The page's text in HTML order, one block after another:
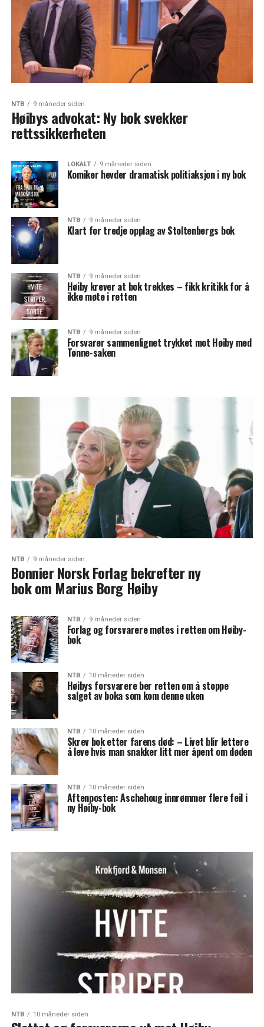
NTB 9 måneder siden
Høibys advokat: Ny bok svekker
rettssikkerheten
LOKALT 9 måneder siden
Komiker hevder dramatisk politiaksjon i ny bok
NTB 9 måneder siden
Klart for tredje opplag av Stoltenbergs bok
NTB 9 måneder siden
Høiby krever at bok trekkes – fikk kritikk for å
ikke møte i retten
NTB 9 måneder siden
Forsvarer sammenlignet trykket mot Høiby med
Tønne-saken
NTB 9 måneder siden
Bonnier Norsk Forlag bekrefter ny
bok om Marius Borg Høiby
NTB 9 måneder siden
Forlag og forsvarere møtes i retten om Høiby-
bok
NTB 10 måneder siden
Høibys forsvarere ber retten om å stoppe
salget av boka som kom denne uken
NTB 10 måneder siden
Skrev bok etter farens død: – Livet blir lettere
å leve hvis man snakker litt mer åpent om døden
NTB 10 måneder siden
Aftenposten: Aschehoug innrømmer flere feil i
ny Høiby-bok
NTB 10 måneder siden